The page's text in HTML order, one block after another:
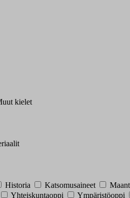
kielet
Historia Katsomusaineet
Yhteiskuntaoppi Ympäristöoppi